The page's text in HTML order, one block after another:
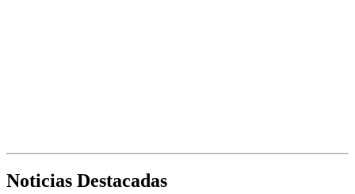
Noticias Destacadas